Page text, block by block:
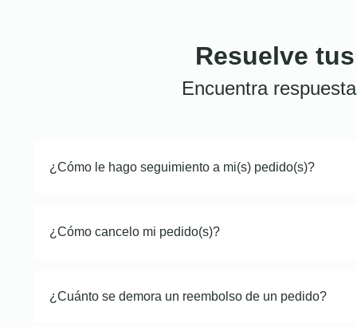
Resuelve
Encuentra
¿Cómo le hago seguimiento a mi(s) pedido(s)?
¿Cómo cancelo mi pedido(s)?
¿Cuánto se demora un reembolso de un pedido?